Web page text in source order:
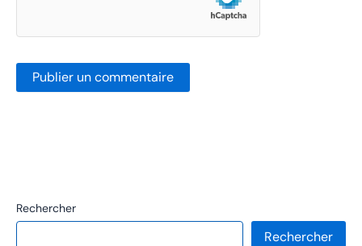
Rechercher
Rechercher